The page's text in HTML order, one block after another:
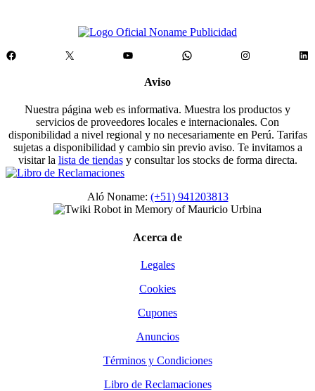
Facebook X YouTube WhatsApp Instagram
Aviso
Nuestra página web es informativa. Muestra los productos y
servicios de proveedores locales e internacionales. Con
disponibilidad a nivel regional y no necesariamente en Perú. Tarifas
sujetas a disponibilidad y cambio sin previo aviso. Te invitamos a
visitar la lista de tiendasy consultar los stocks de forma directa.
Aló Noname: (+51) 941203813
Acerca de
Legales
Cookies
Cupones
Anuncios
Términos y Condiciones
Libro de Reclamaciones